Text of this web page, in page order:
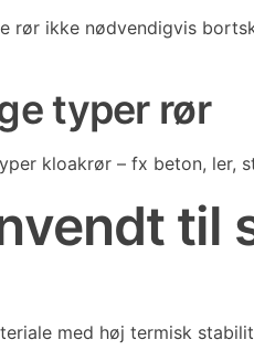
rør ikke nødvendigvis
typer rør
kloakrør – fx beton, ler,
til
med høj termisk